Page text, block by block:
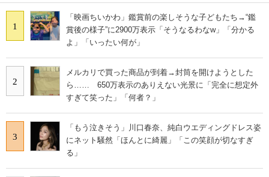
1
「映画ちいかわ」鑑賞前の楽しそうな子どもたち→“鑑
賞後の様子”に2900万表示「そうなるわなw」「分かる
よ」「いったい何が」
2
メルカリで買った商品が到着→封筒を開けようとした
ら…… 650万表示のありえない光景に「完全に想定外
すぎて笑った」「何者？」
3
「もう泣きそう」川口春奈、純白ウエディングドレス姿
にネット騒然「ほんとに綺麗」「この笑顔が切なすぎ
る」